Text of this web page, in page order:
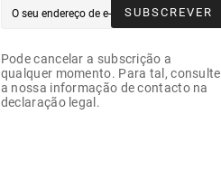
SUBSCREVER
Pode cancelar a subscrição a
qualquer momento. Para tal, consulte
a nossa informação de contacto na
declaração legal.